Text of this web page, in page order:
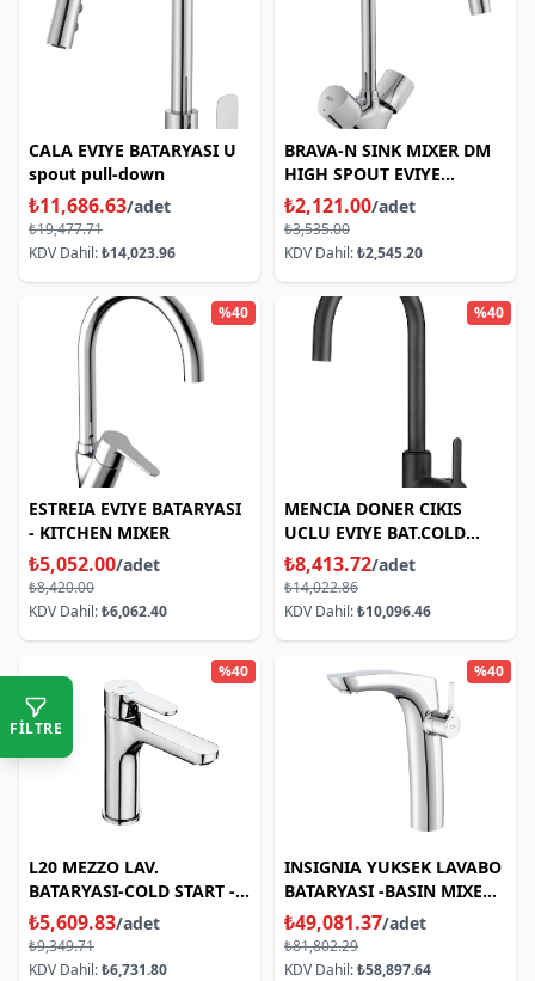
FİLTRE
CALA EVIYE BATARYASI U
spout pull-down
₺11,686.63/adet
₺19,477.71
KDV Dahil:₺14,023.96
BRAVA-N SINK MIXER DM
HIGH SPOUT EVIYE
BATARYASI
₺2,121.00/adet
₺3,535.00
KDV Dahil:₺2,545.20
%40
ESTREIA EVIYE BATARYASI
- KITCHEN MIXER
₺5,052.00/adet
₺8,420.00
KDV Dahil:₺6,062.40
%40
MENCIA DONER CIKIS
UCLU EVIYE BAT.COLD
START SIYAH
₺8,413.72/adet
₺14,022.86
KDV Dahil:₺10,096.46
%40
L20 MEZZO LAV.
BATARYASI-COLD START -
BASIN MIXER
₺5,609.83/adet
₺9,349.71
KDV Dahil:₺6,731.80
%40
INSIGNIA YUKSEK LAVABO
BATARYASI -BASIN MIXER
HIGH
₺49,081.37/adet
₺81,802.29
KDV Dahil:₺58,897.64